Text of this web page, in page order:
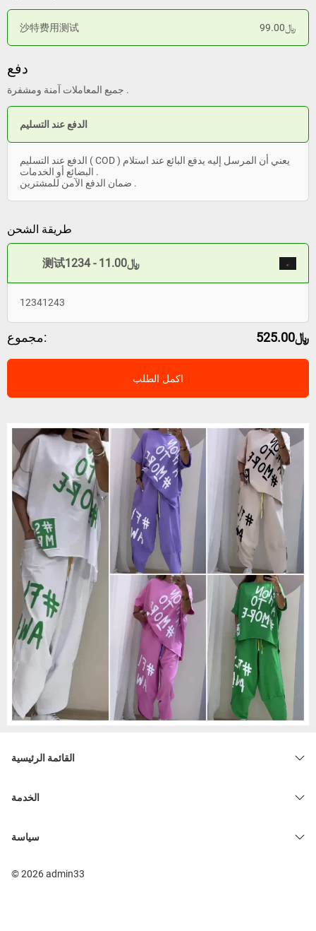
沙特费用测试 ﷼99.00
دفع
جميع المعاملات آمنة ومشفرة .
الدفع عند التسليم
الدفع عند التسليم ( COD ) يعني أن المرسل إليه يدفع البائع عند استلام
البضائع أو الخدمات .
ضمان الدفع الآمن للمشترين .
طريقة الشحن
测试1234 - ﷼11.00
12341243
مجموع: ﷼525.00
اكمل الطلب
القائمة الرئيسية
الخدمة
سياسة
© 2026 admin33